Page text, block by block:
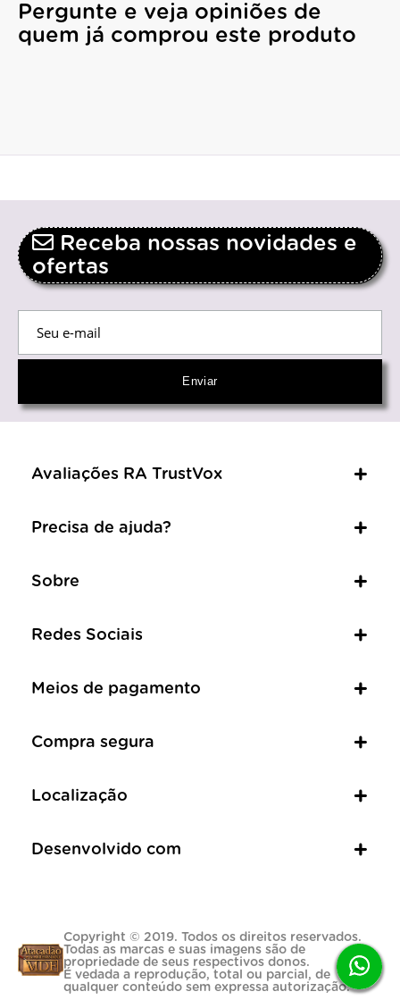
Pergunte e veja opiniões de
quem já comprou este produto
Receba nossas novidades e
ofertas
Avaliações RA TrustVox
Precisa de ajuda?
Sobre
Redes Sociais
Meios de pagamento
Compra segura
Localização
Desenvolvido com
Copyright © 2019. Todos os direitos reservados.
Todas as marcas e suas imagens são de
propriedade de seus respectivos donos.
É vedada a reprodução, total ou parcial, de
qualquer conteúdo sem expressa autorização.